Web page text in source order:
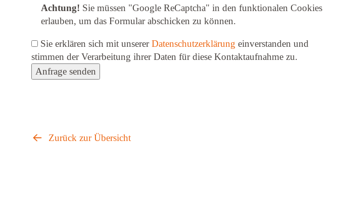
Achtung! Sie müssen "Google ReCaptcha" in den funktionalen Cookies
erlauben, um das Formular abschicken zu können.
Sie erklären sich mit unsererDatenschutzerklärung ein­ver­standen und
stimmen der Verarbeitung ihrer Daten für diese Kontaktaufnahme zu.
Anfrage senden
Zurück zur Übersicht